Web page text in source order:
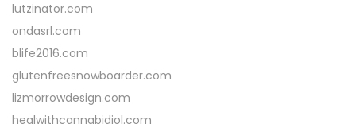
lutzinator.com
ondasrl.com
blife2016.com
glutenfreesnowboarder.com
lizmorrowdesign.com
healwithcannabidiol.com